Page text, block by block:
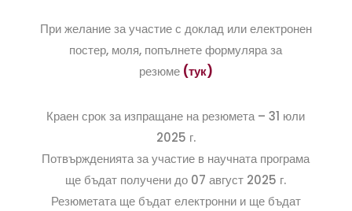
При желание за участие с доклад или електронен
постер, моля, попълнете формуляра за
резюме (тук)
Краен срок за изпращане на резюмета – 31 юли
2025 г.
Потвържденията за участие в научната програма
ще бъдат получени до 07 август 2025 г.
Резюметата ще бъдат електронни и ще бъдат